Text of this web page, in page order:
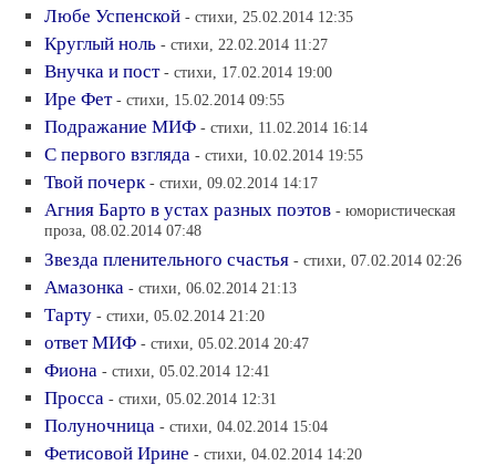
Любе Успенской - стихи, 25.02.2014 12:35
Круглый ноль - стихи, 22.02.2014 11:27
Внучка и пост - стихи, 17.02.2014 19:00
Ире Фет - стихи, 15.02.2014 09:55
Подражание МИФ - стихи, 11.02.2014 16:14
С первого взгляда - стихи, 10.02.2014 19:55
Твой почерк - стихи, 09.02.2014 14:17
Агния Барто в устах разных поэтов - юмористическая
проза, 08.02.2014 07:48
Звезда пленительного счастья - стихи, 07.02.2014 02:26
Амазонка - стихи, 06.02.2014 21:13
Тарту - стихи, 05.02.2014 21:20
ответ МИФ - стихи, 05.02.2014 20:47
Фиона - стихи, 05.02.2014 12:41
Просса - стихи, 05.02.2014 12:31
Полуночница - стихи, 04.02.2014 15:04
Фетисовой Ирине - стихи, 04.02.2014 14:20